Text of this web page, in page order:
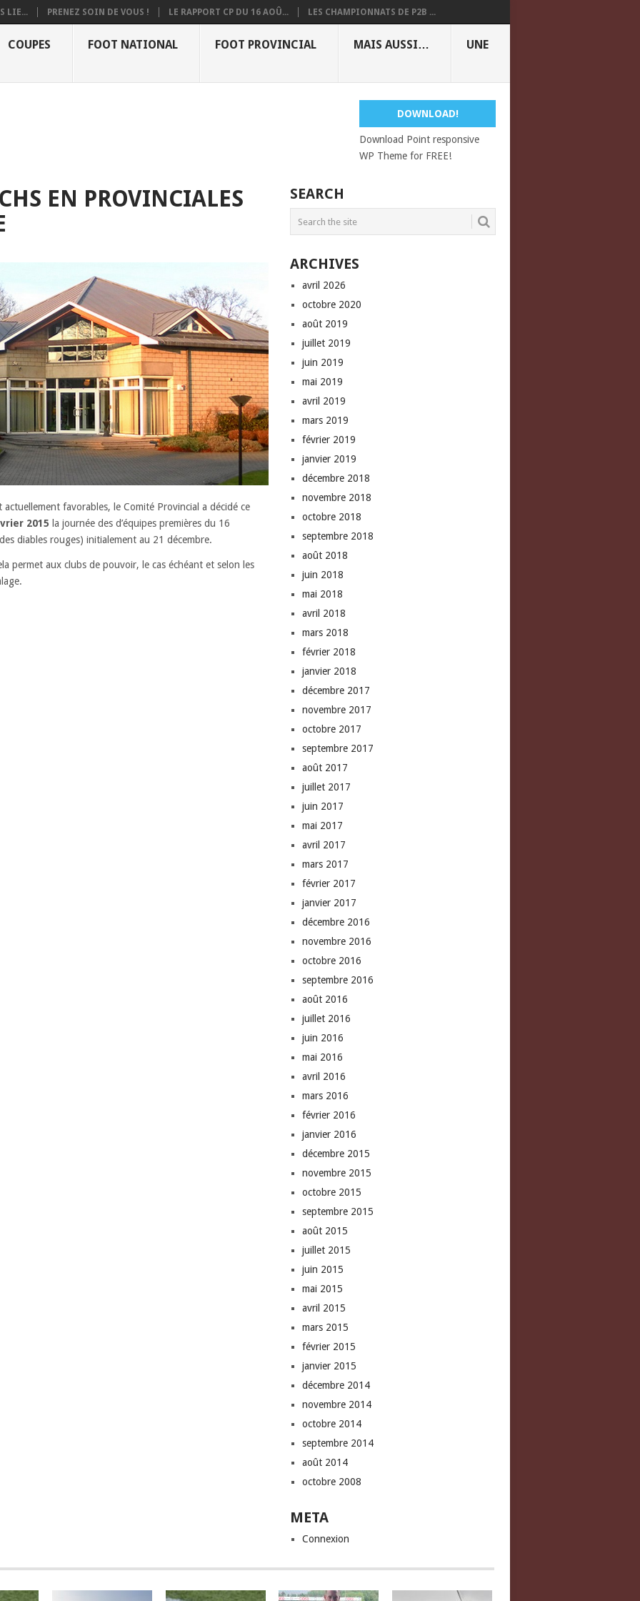
LIE... PRENEZ SOIN DE VOUS ! LE RAPPORT CP DU 16 AOÛ... LES CHAMPIONNATS DE P2B ...
COUPES FOOT NATIONAL FOOT PROVINCIAL MAIS AUSSI… UNE
DOWNLOAD!
Download Point responsive
WP Theme for FREE!
EN PROVINCIALES
favorables, le Comité Provincial a décidé ce
2015 la journée des d’équipes premières du 16
diables rouges) initialement au 21 décembre.
permet aux clubs de pouvoir, le cas échéant et selon les
SEARCH
ARCHIVES
avril 2026
octobre 2020
août 2019
juillet 2019
juin 2019
mai 2019
avril 2019
mars 2019
février 2019
janvier 2019
décembre 2018
novembre 2018
octobre 2018
septembre 2018
août 2018
juin 2018
mai 2018
avril 2018
mars 2018
février 2018
janvier 2018
décembre 2017
novembre 2017
octobre 2017
septembre 2017
août 2017
juillet 2017
juin 2017
mai 2017
avril 2017
mars 2017
février 2017
janvier 2017
décembre 2016
novembre 2016
octobre 2016
septembre 2016
août 2016
juillet 2016
juin 2016
mai 2016
avril 2016
mars 2016
février 2016
janvier 2016
décembre 2015
novembre 2015
octobre 2015
septembre 2015
août 2015
juillet 2015
juin 2015
mai 2015
avril 2015
mars 2015
février 2015
janvier 2015
décembre 2014
novembre 2014
octobre 2014
septembre 2014
août 2014
octobre 2008
META
Connexion